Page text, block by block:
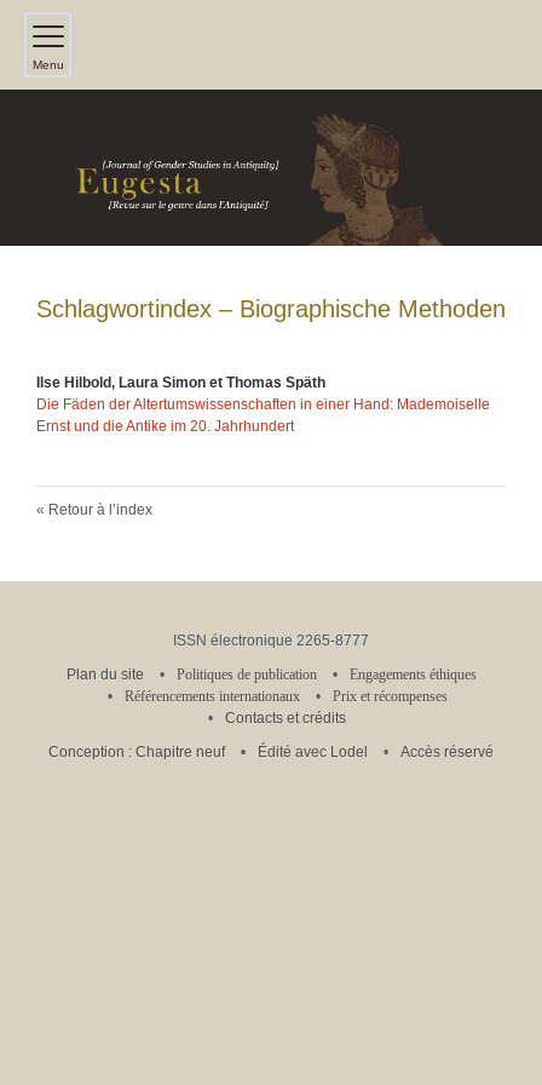
Menu
Schlagwortindex – Biographische Methoden
Ilse Hilbold, Laura Simon et Thomas Späth
Die Fäden der Altertumswissenschaften in einer Hand: Mademoiselle
Ernst und die Antike im 20. Jahrhundert
Retour à l’index
ISSN électronique 2265-8777
Plan du site
Politiques de publication
Engagements éthiques
Référencements internationaux
Prix et récompenses
Contacts et crédits
Conception : Chapitre neuf
Édité avec Lodel Accès réservé